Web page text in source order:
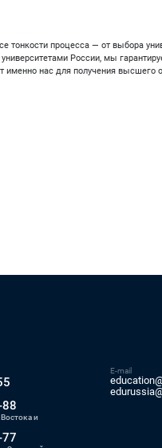
тонкости процесса — от выбора
России, мы
нас для получения высшего
и
E-mail